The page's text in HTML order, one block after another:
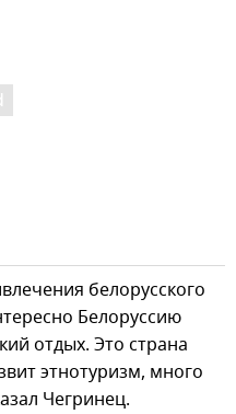
белорусского
Белоруссию
отдых. Это страна
этнотуризм, много
Чегринец.